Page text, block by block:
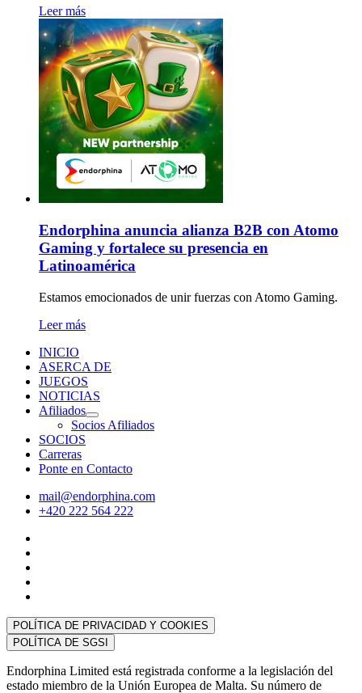
Leer más
Endorphina anuncia alianza B2B con Atomo
Gaming y fortalece su presencia en
Latinoamérica
Estamos emocionados de unir fuerzas con Atomo Gaming.
Leer más
INICIO
ASERCA DE
JUEGOS
NOTICIAS
Afiliados
Socios Afiliados
SOCIOS
Carreras
Ponte en Contacto
mail@endorphina.com
+420 222 564 222
POLÍTICA DE PRIVACIDAD Y COOKIES
POLÍTICA DE SGSI
Endorphina Limited está registrada conforme a la legislación del
estado miembro de la Unión Europea de Malta. Su número de